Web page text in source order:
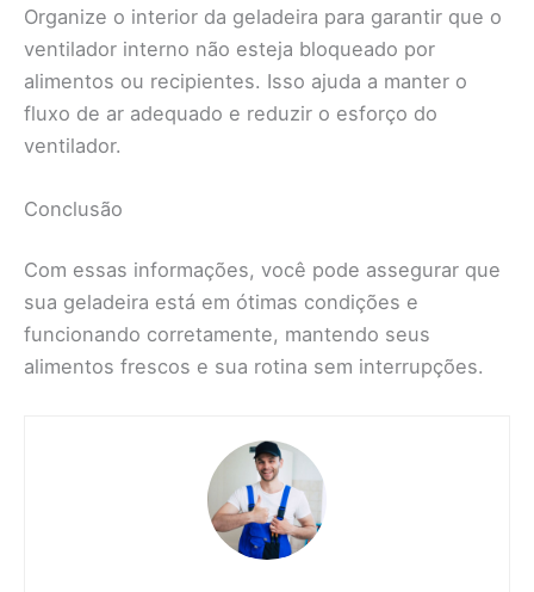
Organize o interior da geladeira para garantir que o
ventilador interno não esteja bloqueado por
alimentos ou recipientes. Isso ajuda a manter o
fluxo de ar adequado e reduzir o esforço do
ventilador.
Conclusão
Com essas informações, você pode assegurar que
sua geladeira está em ótimas condições e
funcionando corretamente, mantendo seus
alimentos frescos e sua rotina sem interrupções.